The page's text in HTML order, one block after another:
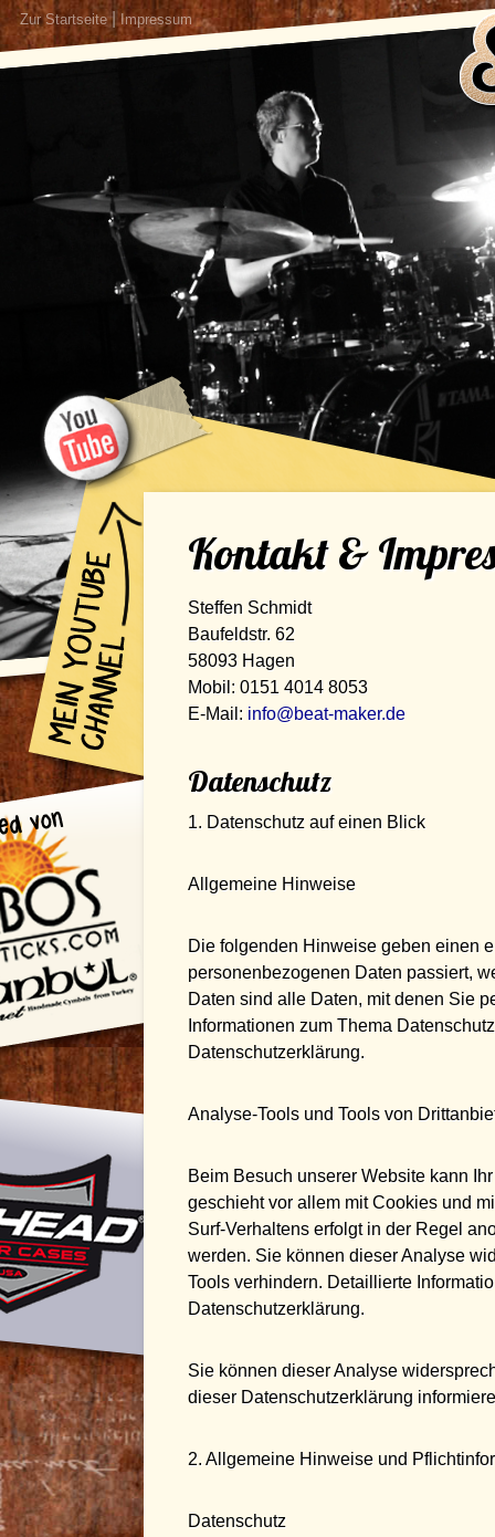
Zur Startseite| Impressum
Kontakt &
Steffen Schmidt
Baufeldstr. 62
58093 Hagen
Mobil: 0151 4014 8053
E-Mail: info@beat-maker.de
Datenschutz
1. Datenschutz auf einen Blick
Allgemeine Hinweise
Die folgenden Hinweise geben einen
personenbezogenen Daten passiert,
Daten sind alle Daten, mit denen Sie
Informationen zum Thema
Datenschutzerklärung.
Analyse-Tools und Tools von
Beim Besuch unserer Website kann
geschieht vor allem mit Cookies und
Surf-Verhaltens erfolgt in der Regel
werden. Sie können dieser Analyse
Tools verhindern. Detaillierte
Datenschutzerklärung.
Sie können dieser Analyse
dieser Datenschutzerklärung
2. Allgemeine Hinweise und
Datenschutz